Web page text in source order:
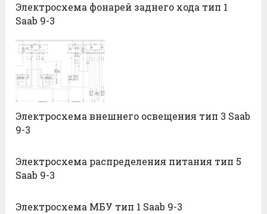
Электросхема фонарей заднего хода тип 1
Saab 9-3
Электросхема внешнего освещения тип 3 Saab
9-3
Электросхема распределения питания тип 5
Saab 9-3
Электросхема МБУ тип 1 Saab 9-3